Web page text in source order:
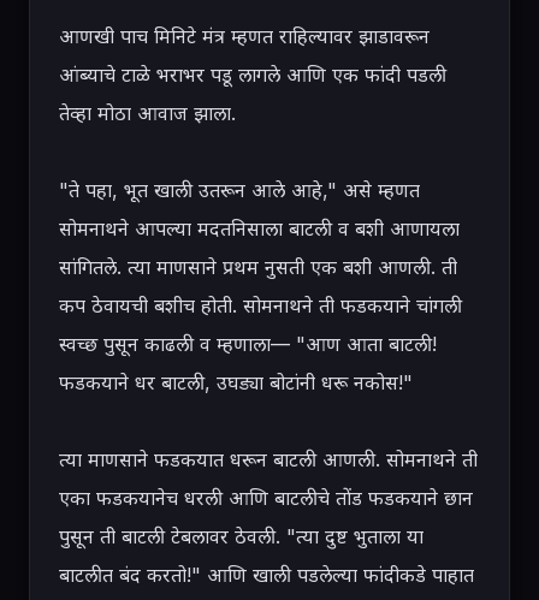
आणखी पाच मिनिटे मंत्र म्हणत राहिल्यावर झाडावरून
आंब्याचे टाळे भराभर पडू लागले आणि एक फांदी पडली
तेव्हा मोठा आवाज झाला.
"ते पहा, भूत खाली उतरून आले आहे," असे म्हणत
सोमनाथने आपल्या मदतनिसाला बाटली व बशी आणायला
सांगितले. त्या माणसाने प्रथम नुसती एक बशी आणली. ती
कप ठेवायची बशीच होती. सोमनाथने ती फडकयाने चांगली
स्वच्छ पुसून काढली व म्हणाला— "आण आता बाटली!
फडकयाने धर बाटली, उघड्या बोटांनी धरू नकोस!"
त्या माणसाने फडकयात धरून बाटली आणली. सोमनाथने ती
एका फडकयानेच धरली आणि बाटलीचे तोंड फडकयाने छान
पुसून ती बाटली टेबलावर ठेवली. "त्या दुष्ट भुताला या
बाटलीत बंद करतो!" आणि खाली पडलेल्या फांदीकडे पाहात